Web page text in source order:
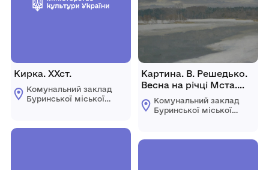
Кирка. ХХст.
Комунальний заклад
Буринської міської
імені Павла Попова"
Картина. В. Решедько.
Весна на річці Мста.
1985 рік.
Комунальний заклад
Буринської міської
імені Павла Попова"